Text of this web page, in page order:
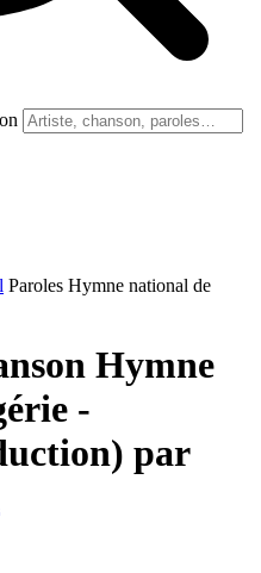
Paroles Hymne national de
Hymne
-
par